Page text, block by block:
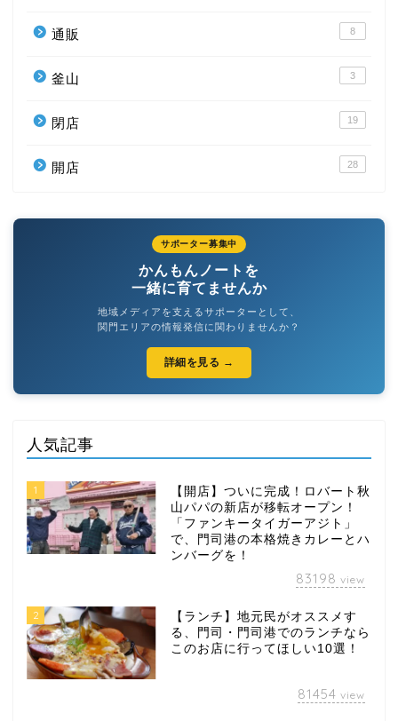
通販 8
釜山 3
閉店 19
開店 28
サポーター募集中
かんもんノートを
一緒に育てませんか
地域メディアを支えるサポーターとして、
関門エリアの情報発信に関わりませんか？
詳細を見る →
人気記事
1
【開店】ついに完成！ロバート秋
山パパの新店が移転オープン！
「ファンキータイガーアジト」
で、門司港の本格焼きカレーとハ
ンバーグを！
83198 view
2
【ランチ】地元民がオススメす
る、門司・門司港でのランチなら
このお店に行ってほしい10選！
81454 view